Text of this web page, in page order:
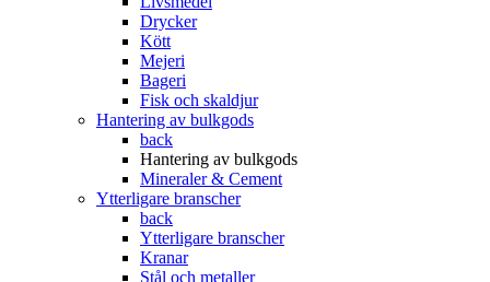
Drycker
Kött
Mejeri
Bageri
Fisk och skaldjur
Hantering av bulkgods
back
Hantering av bulkgods
Mineraler & Cement
Ytterligare branscher
back
Ytterligare branscher
Kranar
Stål och metaller